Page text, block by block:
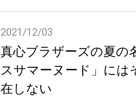
2021/12/03
真心ブラザーズの夏の
スサマーヌード」には
在しない